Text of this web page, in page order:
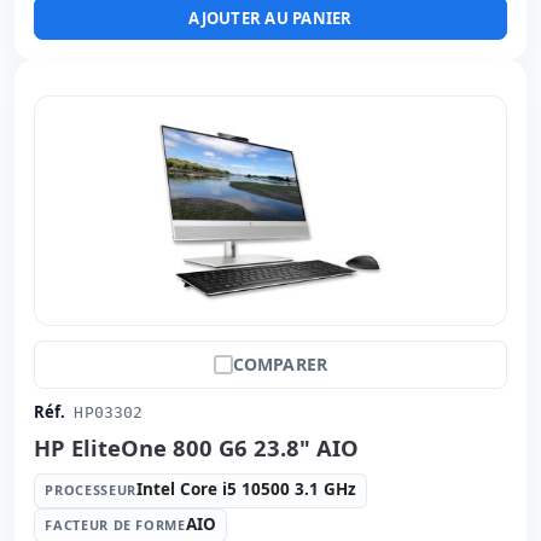
Résolution 1920x1080
Connectivité: RJ-45 · WIFI · Bluetooth
hR emballage
44x57.5x22.5 cm.
11.00 Kg.
AJOUTER AU PANIER
COMPARER
Réf. HP03302
HP EliteOne 800 G6 23.8" AIO
PROCESSEURIntel Core i5 10500 3.1 GHz
FACTEUR DE FORMEAIO